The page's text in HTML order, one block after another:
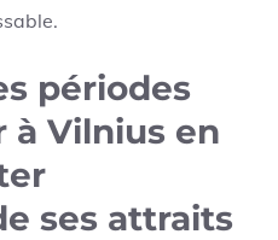
périodes
à Vilnius en
ses attraits